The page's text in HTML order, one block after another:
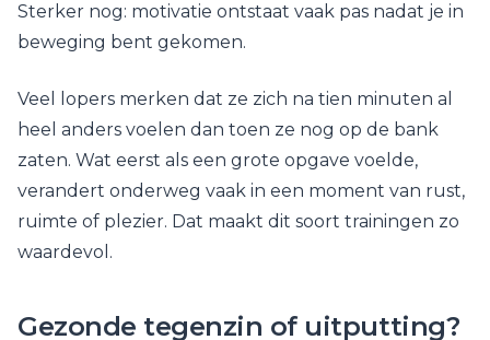
Sterker nog: motivatie ontstaat vaak pas nadat je in
beweging bent gekomen.
Veel lopers merken dat ze zich na tien minuten al
heel anders voelen dan toen ze nog op de bank
zaten. Wat eerst als een grote opgave voelde,
verandert onderweg vaak in een moment van rust,
ruimte of plezier. Dat maakt dit soort trainingen zo
waardevol.
Gezonde tegenzin of uitputting?